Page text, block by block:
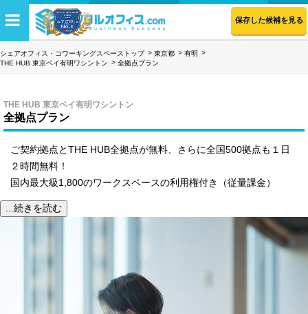
保存した候補を見る
シェアオフィス・コワーキングスペーストップ 東京都
有明
THE HUB 東京ベイ有明ワシントン
全拠点プラン
THE HUB 東京ベイ有明ワシントン
全拠点プラン
ご契約拠点とTHE HUB全拠点が無料、さらに全国500拠点も１日
２時間無料！
国内最大級1,800のワークスペースの利用権付き（従量課金）
...続きを読む